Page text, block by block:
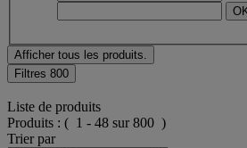
Afficher tous les produits.
Filtres 800
Liste de produits
Produits : ( 1 - 48 sur 800 )
Trier par